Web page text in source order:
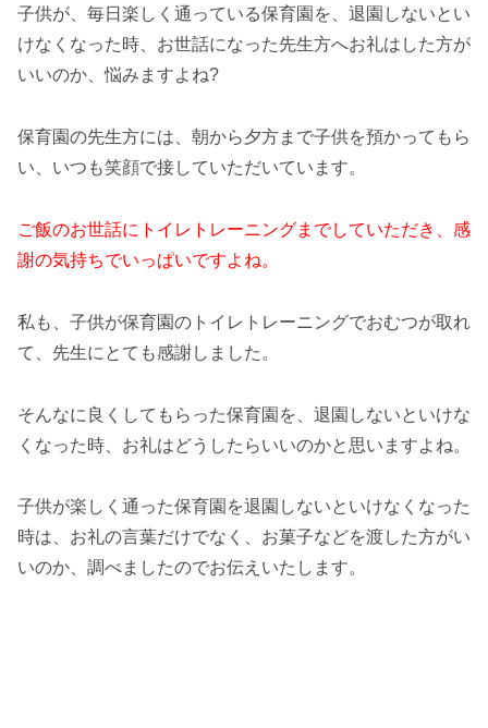
子供が、毎日楽しく通っている保育園を、退園しないとい
けなくなった時、お世話になった先生方へお礼はした方が
いいのか、悩みますよね?
保育園の先生方には、朝から夕方まで子供を預かってもら
い、いつも笑顔で接していただいています。
ご飯のお世話にトイレトレーニングまでしていただき、感
謝の気持ちでいっぱいですよね。
私も、子供が保育園のトイレトレーニングでおむつが取れ
て、先生にとても感謝しました。
そんなに良くしてもらった保育園を、退園しないといけな
くなった時、お礼はどうしたらいいのかと思いますよね。
子供が楽しく通った保育園を退園しないといけなくなった
時は、お礼の言葉だけでなく、お菓子などを渡した方がい
いのか、調べましたのでお伝えいたします。